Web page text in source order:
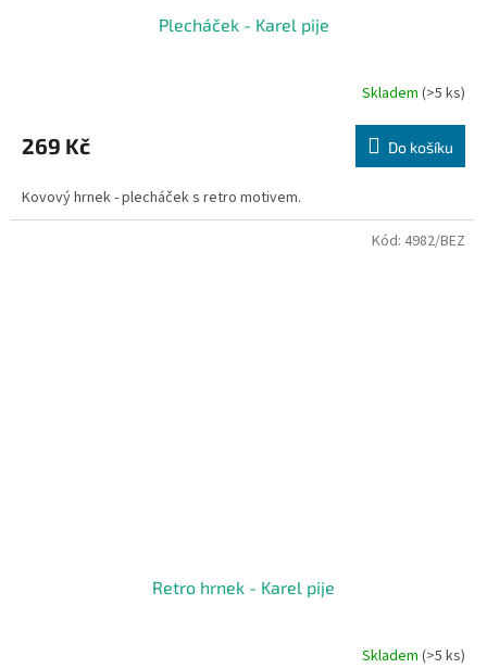
Plecháček - Karel pije
Skladem (>5 ks)
269 Kč Do košíku
Kovový hrnek - plecháček s retro motivem.
Retro hrnek - Karel pije
Skladem (>5 ks)
Kód: 4982/BEZ